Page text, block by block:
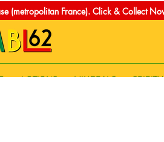
(metropolitan France). Click & Collect
LOTIONS MINERALS